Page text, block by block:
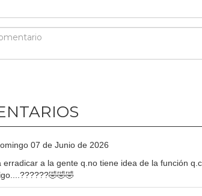
07 de Junio de 2026
erradicar a la gente q.no tiene idea de la función